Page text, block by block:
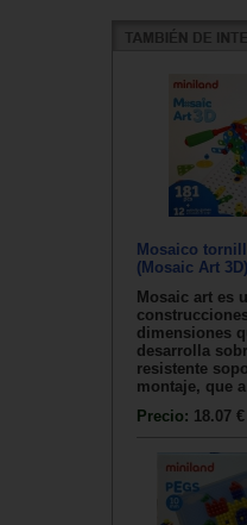
Mosaico
(Mosaic Art 3D)
Mosaic art es
dimensiones
desarrolla
resistente
montaje, que
Precio: 18.07 €